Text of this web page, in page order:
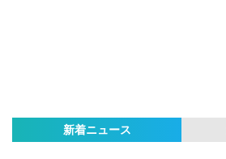
新着ニュース